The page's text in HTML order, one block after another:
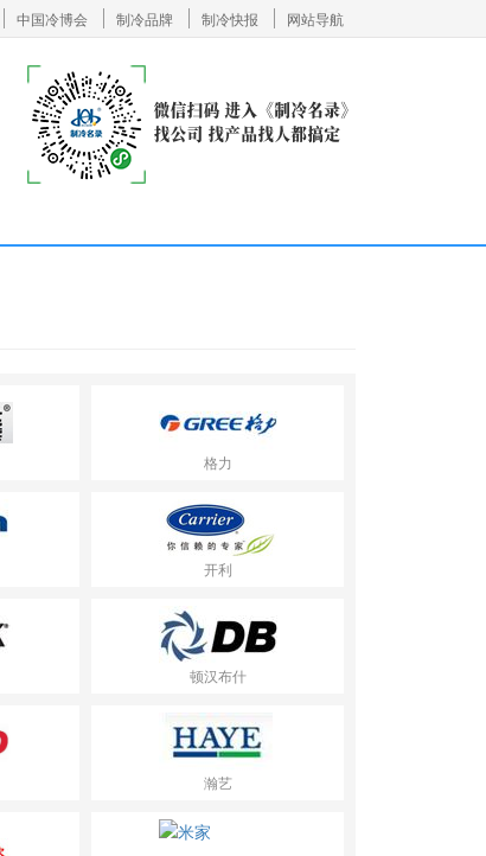
中国冷博会 制冷品牌 制冷快报 网站导航
格力
开利
顿汉布什
瀚艺